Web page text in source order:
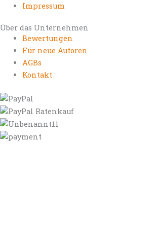
Impressum
Über das Unternehmen
Bewertungen
Für neue Autoren
AGBs
Kontakt